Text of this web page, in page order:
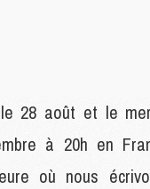
28 août et le
à 20h en
où nous